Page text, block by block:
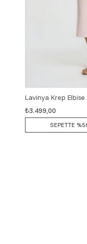
Lavinya Krep Elbise
₺3.499,00
SEPETTE